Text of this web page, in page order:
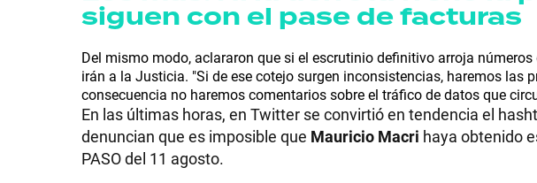
siguen con el pase de facturas
Del mismo modo, aclararon que si el escrutinio definitivo arroja
irán a la Justicia. "Si de ese cotejo surgen inconsistencias, haremos las
consecuencia no haremos comentarios sobre el tráfico de datos que
En las últimas horas, en Twitter se convirtió en tendencia el
denuncian que es imposible que Mauricio Macri haya obtenido
PASO del 11 agosto.
SALUD
DEPORTES
TECNOLOGÍA